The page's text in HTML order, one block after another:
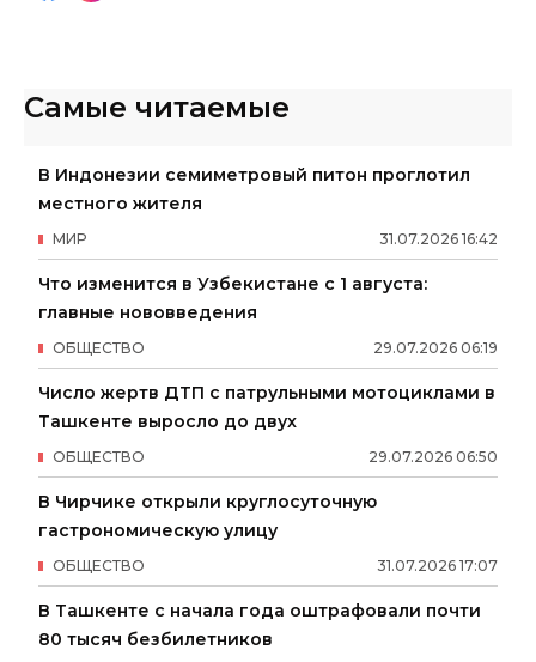
Самые читаемые
В Индонезии семиметровый питон проглотил
местного жителя
31.07.2026 16:42
МИР
Что изменится в Узбекистане с 1 августа:
главные нововведения
29.07.2026 06:19
ОБЩЕСТВО
Число жертв ДТП с патрульными мотоциклами в
Ташкенте выросло до двух
29.07.2026 06:50
ОБЩЕСТВО
В Чирчике открыли круглосуточную
гастрономическую улицу
31.07.2026 17:07
ОБЩЕСТВО
В Ташкенте с начала года оштрафовали почти
80 тысяч безбилетников